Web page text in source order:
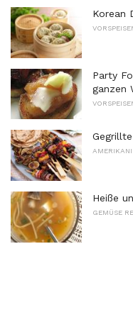
Korean
Party
ganzen
Heiße
GEMÜSE